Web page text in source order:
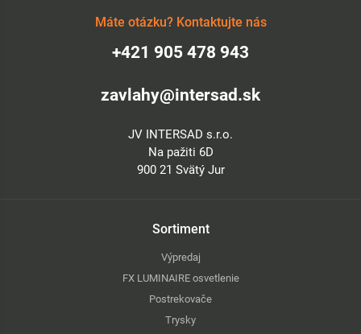
Máte otázku? Kontaktujte nás
+421 905 478 943
zavlahy@intersad.sk
JV INTERSAD s.r.o.
Na pažiti 6D
900 21 Svätý Jur
Sortiment
Výpredaj
FX LUMINAIRE osvetlenie
Postrekovače
Trysky